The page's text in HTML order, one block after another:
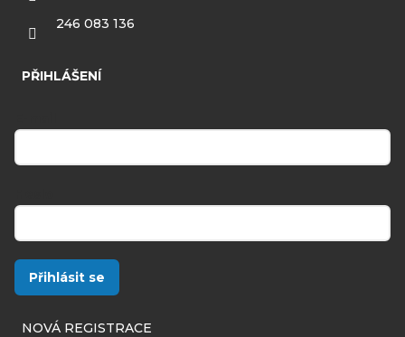
246 083 136
PŘIHLÁŠENÍ
Přihlásit se
NOVÁ REGISTRACE